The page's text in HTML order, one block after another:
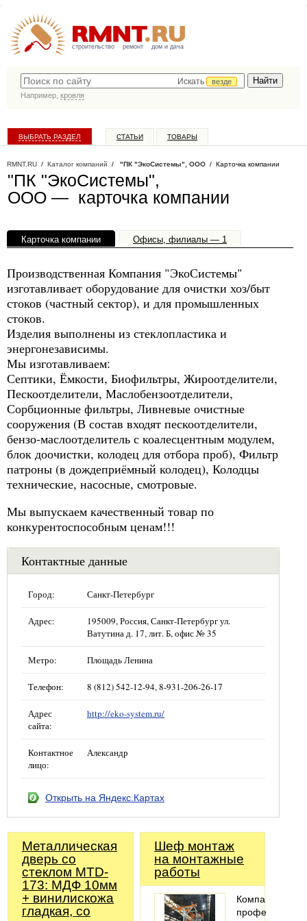
строительство ремонт дом и дача
Искать
везде
Например, кровля
ВЫБРАТЬ РАЗДЕЛ СТАТЬИ ТОВАРЫ
RMNT.RU / Каталог компаний / "ПК "ЭкоСистемы", ООО / Карточка компании
"ПК "ЭкоСистемы",
ООО — карточка компании
Карточка компании Офисы, филиалы — 1
Производственная Компания "ЭкоСистемы"
изготавливает оборудование для очистки хоз/быт
стоков (частный сектор), и для промышленных
стоков.
Изделия выполнены из стеклопластика и
энергонезависимы.
Мы изготавливаем:
Септики, Ёмкости, Биофильтры, Жироотделители,
Пескоотделители, Маслобензоотделители,
Сорбционные фильтры, Ливневые очистные
сооружения (В состав входят пескоотделители,
бензо-маслоотделитель с коалесцентным модулем,
блок доочистки, колодец для отбора проб), Фильтр
патроны (в дождеприёмный колодец), Колодцы
технические, насосные, смотровые.
Мы выпускаем качественный товар по
конкурентоспособным ценам!!!
Контактные данные
Город: Санкт-Петербург
Адрес:
195009, Россия, Санкт-Петербург ул.
Ватутина д. 17, лит. Б, офис № 35
Метро: Площадь Ленина
Телефон: 8 (812) 542-12-94, 8-931-206-26-17
Адрес
сайта:
http://eko-system.ru/
Контактное
лицо:
Александр
Открыть на Яндекс.Картах
Металлическая
дверь со
стеклом MTD-
173: МДФ 10мм
+ винилискожа
гладкая, со
Шеф монтаж
на монтажные
работы
Компания